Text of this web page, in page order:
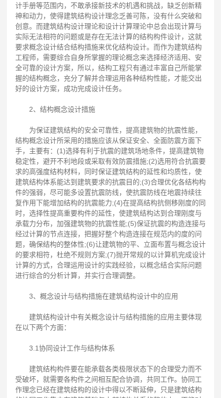
计手册等范围内，不敢承接新技术的机遇和挑战，缺乏创新精
神和动力，使得建筑结构设计理念乏善可陈，没有什么突破和
创意。而建筑结构设计理论和设计计算理论中总会出现计算与
实际无法相符的问题或是存在无法计算的结构构件设计，这就
要求概念设计结合结构措施来优化结构设计。而作为建筑结构
工程师，需要综合自身所掌握的理论概念来选择经济适用、安
全可靠的设计方案，所以，结构工程只有通过丰富自己所能掌
握的结构概念，充分了解并合理运用各种结构性能，才能交出
好的设计方案，成功完成设计任务。
2、结构概念设计措施
为保证建筑结构的安全可靠性，提高建筑物的抗震性能，
结构概念设计所采用的措施应该从保证安全、全面防震方面下
手，主要有：(1)选择有利于抗震的建筑场地条件，提高建筑物
稳定性，避开不利地段或采取有效防震措施;(2)选用符合抗震要
求的高强度结构材料，同时保证建筑结构的延性和均质性，使
建筑结构体系能达到建筑要求的抗震目的;(3)合理优化各结构构
件的强弱，尽可能多设置抗震防线，使抗震防线在地震持续往
复作用下能增加结构的抗震能力;(4)在提高结构抗侧移刚度的同
时，选择性提高重要构件的延性，使建筑结构达到合理刚度与
承载力分布，加强建筑物的抗震性能;(5)保证抗震的构造连接与
经过计算的节点连接，把握好整个构造连接在规范内的度的问
题，确保结构的整体性;(6)让建筑物的平、立面布置与概念设计
的要求相符，杜绝不规则方案;(7)抛开常规的以计算机完成设计
计算的方式，合理运用设计的实践经验，以概念结合实际问题
进行综合的分析计算，并实行合理调整。
3、概念设计与结构措施在建筑结构设计中的应用
建筑结构设计中有关概念设计与结构措施的应用主要体现
在以下两个方面：
3.1协同设计工作与结构体系
建筑结构构件要在能承载各类极限状态下的合理受力而不
受破坏，就需要各构件之间相互配合协调，共同工作。协同工
作理念已经在建筑结构的设计中得以不断延伸，只是建筑结构